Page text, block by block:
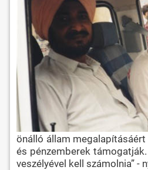
önálló állam
és pénzemberek
veszélyével kell számolnia” -